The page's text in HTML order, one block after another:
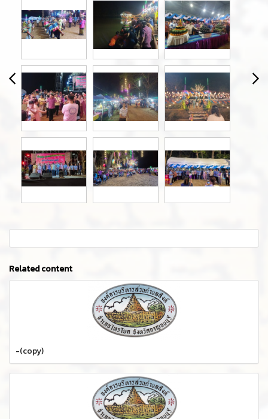
Related content
-(copy)